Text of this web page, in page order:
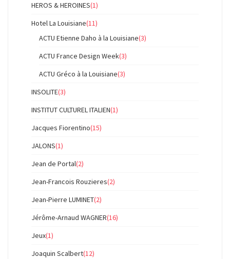
HEROS & HEROINES(1)
Hotel La Louisiane(11)
ACTU Etienne Daho à la Louisiane(3)
ACTU France Design Week(3)
ACTU Gréco à la Louisiane(3)
INSOLITE(3)
INSTITUT CULTUREL ITALIEN(1)
Jacques Fiorentino(15)
JALONS(1)
Jean de Portal(2)
Jean-Francois Rouzieres(2)
Jean-Pierre LUMINET(2)
Jérôme-Arnaud WAGNER(16)
Jeux(1)
Joaquin Scalbert(12)